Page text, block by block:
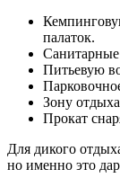
палаток.
Санитарные
Питьевую
Зону
Прокат
Для дикого
но именно это